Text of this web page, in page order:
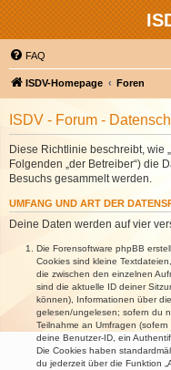
FAQ
ISDV-Homepage Foren
ISDV - Forum -
Diese Richtlinie beschreibt, wie
Folgenden „der Betreiber“) die
Besuchs gesammelt werden.
UMFANG UND ART DER
Deine Daten werden auf vier
Die Forensoftware phpBB
Cookies sind kleine
die zwischen den einzelnen
sind die aktuelle ID deiner
können), Informationen über
gelesen/ungelesen; sofern du
Teilnahme an Umfragen
deine Benutzer-ID, ein
Die Cookies haben
du jederzeit über die Funktion